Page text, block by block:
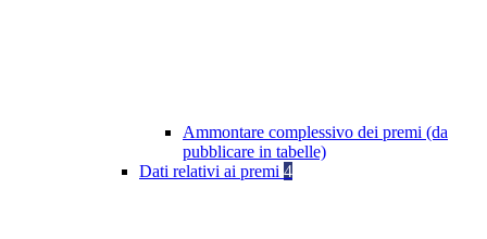
Ammontare complessivo dei premi (da
pubblicare in tabelle)
Dati relativi ai premi 4